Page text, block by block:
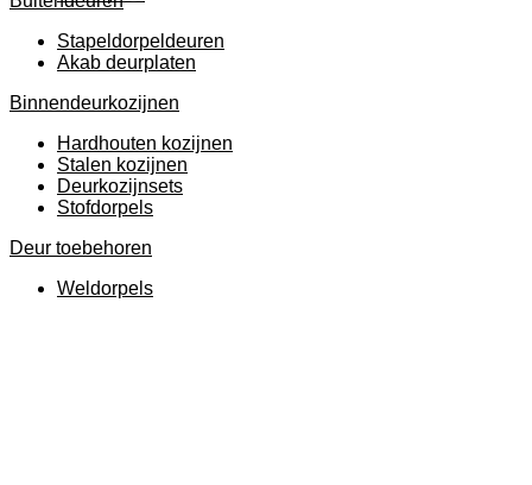
Stapeldorpeldeuren
Akab deurplaten
Binnendeurkozijnen
Hardhouten kozijnen
Stalen kozijnen
Deurkozijnsets
Stofdorpels
Deur toebehoren
Weldorpels